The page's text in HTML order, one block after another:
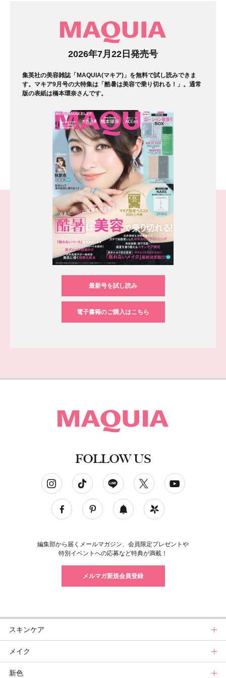
2026年7月22日発売号
集英社の美容雑誌「MAQUIA(マキア)」を無料で試し読みできま
す。マキア9月号の大特集は「酷暑は美容で乗り切れる！」。通常
版の表紙は橋本環奈さんです。
最新号を試し読み
電子書籍のご購入はこちら
FOLLOW US
編集部から届くメールマガジン、会員限定プレゼントや
特別イベントへの応募など特典が満載！
メルマガ新規会員登録
スキンケア
スキンケアトップ
ニュース
メイク
メイクトップ
新色